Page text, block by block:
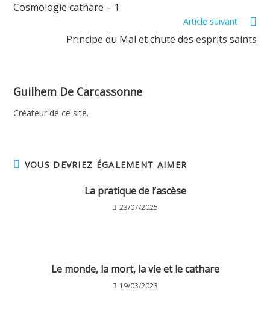
articles
Cosmologie cathare – 1
Article suivant
Principe du Mal et chute des esprits saints
Guilhem De Carcassonne
Créateur de ce site.
VOUS DEVRIEZ ÉGALEMENT AIMER
La pratique de l’ascèse
23/07/2025
Le monde, la mort, la vie et le cathare
19/03/2023